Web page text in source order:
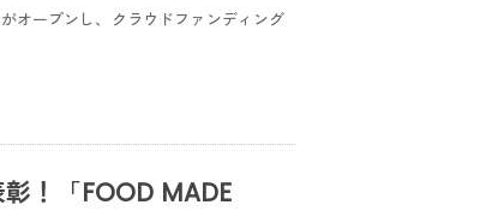
オープンし、クラウドファンディング
！「FOOD MADE